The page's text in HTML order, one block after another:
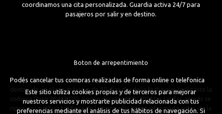
coordinamos una cita personalizada. Guardia activa 24/7 para
pasajeros por salir y en destino.
Boton de arrepentimiento
Podés cancelar tus compras realizadas de forma online o telefonica
dentro de un plazo máximo de 10 días desde la fecha que realizaste la
compra (Disp.954/2025). Según decreto 809/2024 las tarifas aéreas se
rigen por política tarifaria de la compañía aérea informada antes de la
Este sitio utiliza cookies propias y de terceros para mejorar
nuestros servicios y mostrarte publicidad relacionada con tus
preferencias mediante el análisis de tus hábitos de navegación. Si